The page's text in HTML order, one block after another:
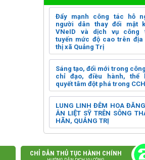
Đẩy mạnh công tác hỗ
người dân thay đổi mật
VNeID và dịch vụ công
tuyến mức độ cao trên địa
thị xã Quảng Trị
Sáng tạo, đổi mới trong
chỉ đạo, điều hành, thể
quyết tâm đột phá trong
LUNG LINH ĐÊM HOA
ÂN LIỆT SỸ TRÊN SÔNG
HÃN, QUẢNG TRỊ
CHỈ DẪN THỦ TỤC HÀNH CHÍNH